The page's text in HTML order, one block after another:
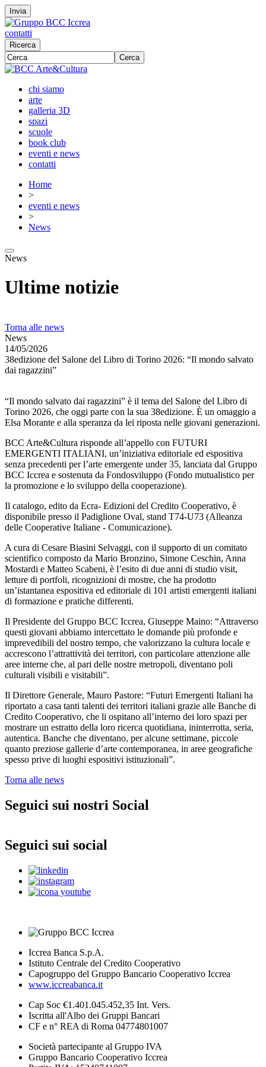
Invia
contatti
Ricerca
Cerca
chi siamo
arte
galleria 3D
spazi
scuole
book club
eventi e news
contatti
Home
>
eventi e news
>
News
News
Ultime notizie
Torna alle news
News
14/05/2026
38edizione del Salone del Libro di Torino 2026: “Il mondo salvato
dai ragazzini”
“Il mondo salvato dai ragazzini” è il tema del Salone del Libro di
Torino 2026, che oggi parte con la sua 38edizione. È un omaggio a
Elsa Morante e alla speranza da lei riposta nelle giovani generazioni.
BCC Arte&Cultura risponde all’appello con FUTURI
EMERGENTI ITALIANI, un’iniziativa editoriale ed espositiva
senza precedenti per l’arte emergente under 35, lanciata dal Gruppo
BCC Iccrea e sostenuta da Fondosviluppo (Fondo mutualistico per
la promozione e lo sviluppo della cooperazione).
Il catalogo, edito da Ecra- Edizioni del Credito Cooperativo, è
disponibile presso il Padiglione Oval, stand T74-U73 (Alleanza
delle Cooperative Italiane - Comunicazione).
A cura di Cesare Biasini Selvaggi, con il supporto di un comitato
scientifico composto da Mario Bronzino, Simone Ceschin, Anna
Mostardi e Matteo Scabeni, è l’esito di due anni di studio visit,
letture di portfoli, ricognizioni di mostre, che ha prodotto
un’istantanea espositiva ed editoriale di 101 artisti emergenti italiani
di formazione e pratiche differenti.
Il Presidente del Gruppo BCC Iccrea, Giuseppe Maino: “Attraverso
questi giovani abbiamo intercettato le domande più profonde e
imprevedibili del nostro tempo, che valorizzano la cultura locale e
accrescono l’attrattività dei territori, con particolare attenzione alle
aree interne che, al pari delle nostre metropoli, diventano poli
culturali visibili e visitabili”.
Il Direttore Generale, Mauro Pastore: “Futuri Emergenti Italiani ha
riportato a casa tanti talenti dei territori italiani grazie alle Banche di
Credito Cooperativo, che li ospitano all’interno dei loro spazi per
mostrare un estratto della loro ricerca quotidiana, ininterrotta, seria,
autentica. Banche che diventano, per alcune settimane, piccole
quanto preziose gallerie d’arte contemporanea, in aree geografiche
spesso prive di luoghi espositivi istituzionali”.
Torna alle news
Seguici sui nostri Social
Seguici sui social
Iccrea Banca S.p.A.
Istituto Centrale del Credito Cooperativo
Capogruppo del Gruppo Bancario Cooperativo Iccrea
www.iccreabanca.it
Cap Soc €1.401.045.452,35 Int. Vers.
Iscritta all'Albo dei Gruppi Bancari
CF e n° REA di Roma 04774801007
Società partecipante al Gruppo IVA
Gruppo Bancario Cooperativo Iccrea